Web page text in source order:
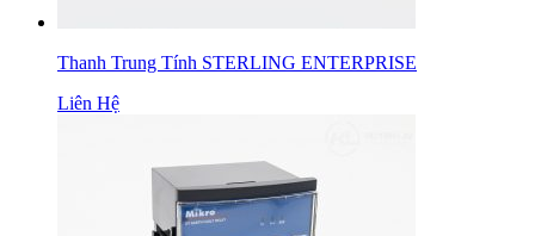
Thanh Trung Tính STERLING ENTERPRISE
Liên Hệ